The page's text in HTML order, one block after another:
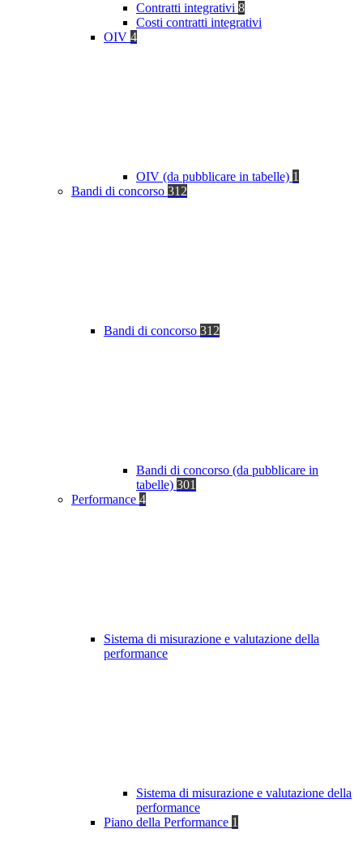
Contratti integrativi 8
Costi contratti integrativi
OIV 4
OIV (da pubblicare in tabelle) 1
Bandi di concorso 312
Bandi di concorso 312
Bandi di concorso (da pubblicare in
tabelle) 301
Performance 4
Sistema di misurazione e valutazione della
performance
Sistema di misurazione e valutazione della
performance
Piano della Performance 1